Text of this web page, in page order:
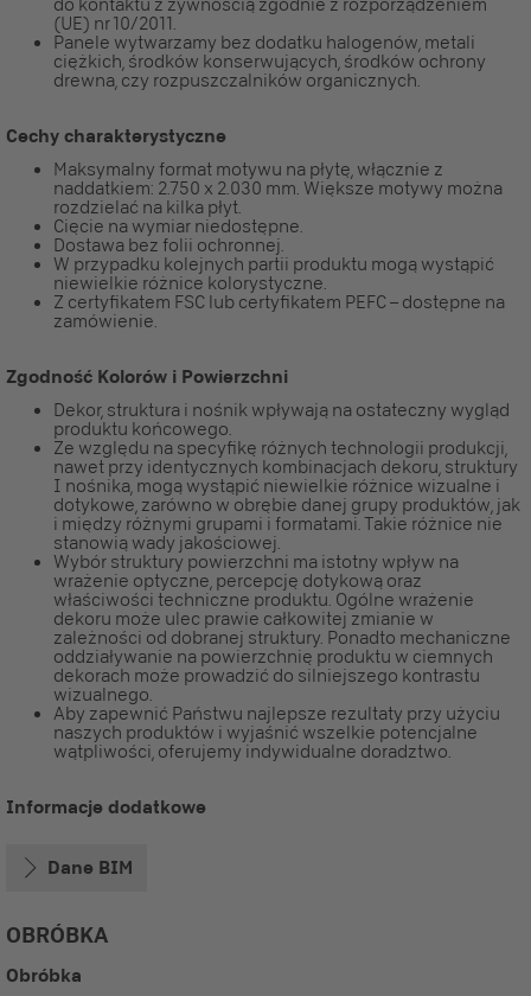
do kontaktu z żywnością zgodnie z rozporządzeniem
(UE) nr 10/2011.
Panele wytwarzamy bez dodatku halogenów, metali
ciężkich, środków konserwujących, środków ochrony
drewna, czy rozpuszczalników organicznych.
Cechy charakterystyczne
Maksymalny format motywu na płytę, włącznie z
naddatkiem: 2.750 x 2.030 mm. Większe motywy można
rozdzielać na kilka płyt.
Cięcie na wymiar niedostępne.
Dostawa bez folii ochronnej.
W przypadku kolejnych partii produktu mogą wystąpić
niewielkie różnice kolorystyczne.
Z certyfikatem FSC lub certyfikatem PEFC – dostępne na
zamówienie.
Zgodność Kolorów i Powierzchni
Dekor, struktura i nośnik wpływają na ostateczny wygląd
produktu końcowego.
Ze względu na specyfikę różnych technologii produkcji,
nawet przy identycznych kombinacjach dekoru, struktury
I nośnika, mogą wystąpić niewielkie różnice wizualne i
dotykowe, zarówno w obrębie danej grupy produktów, jak
i między różnymi grupami i formatami. Takie różnice nie
stanowią wady jakościowej.
Wybór struktury powierzchni ma istotny wpływ na
wrażenie optyczne, percepcję dotykową oraz
właściwości techniczne produktu. Ogólne wrażenie
dekoru może ulec prawie całkowitej zmianie w
zależności od dobranej struktury. Ponadto mechaniczne
oddziaływanie na powierzchnię produktu w ciemnych
dekorach może prowadzić do silniejszego kontrastu
wizualnego.
Aby zapewnić Państwu najlepsze rezultaty przy użyciu
naszych produktów i wyjaśnić wszelkie potencjalne
wątpliwości, oferujemy indywidualne doradztwo.
Informacje dodatkowe
Dane BIM
OBRÓBKA
Obróbka